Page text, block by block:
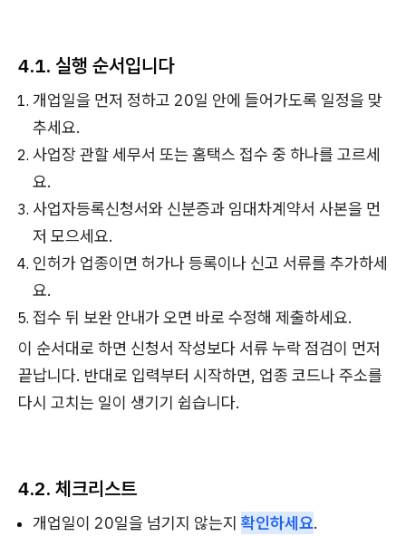
4.1. 실행 순서입니다
개업일을 먼저 정하고 20일 안에 들어가도록 일정을 맞
추세요.
사업장 관할 세무서 또는 홈택스 접수 중 하나를 고르세
요.
사업자등록신청서와 신분증과 임대차계약서 사본을 먼
저 모으세요.
인허가 업종이면 허가나 등록이나 신고 서류를 추가하세
요.
접수 뒤 보완 안내가 오면 바로 수정해 제출하세요.
이 순서대로 하면 신청서 작성보다 서류 누락 점검이 먼저
끝납니다. 반대로 입력부터 시작하면, 업종 코드나 주소를
다시 고치는 일이 생기기 쉽습니다.
4.2. 체크리스트
개업일이 20일을 넘기지 않는지 확인하세요.